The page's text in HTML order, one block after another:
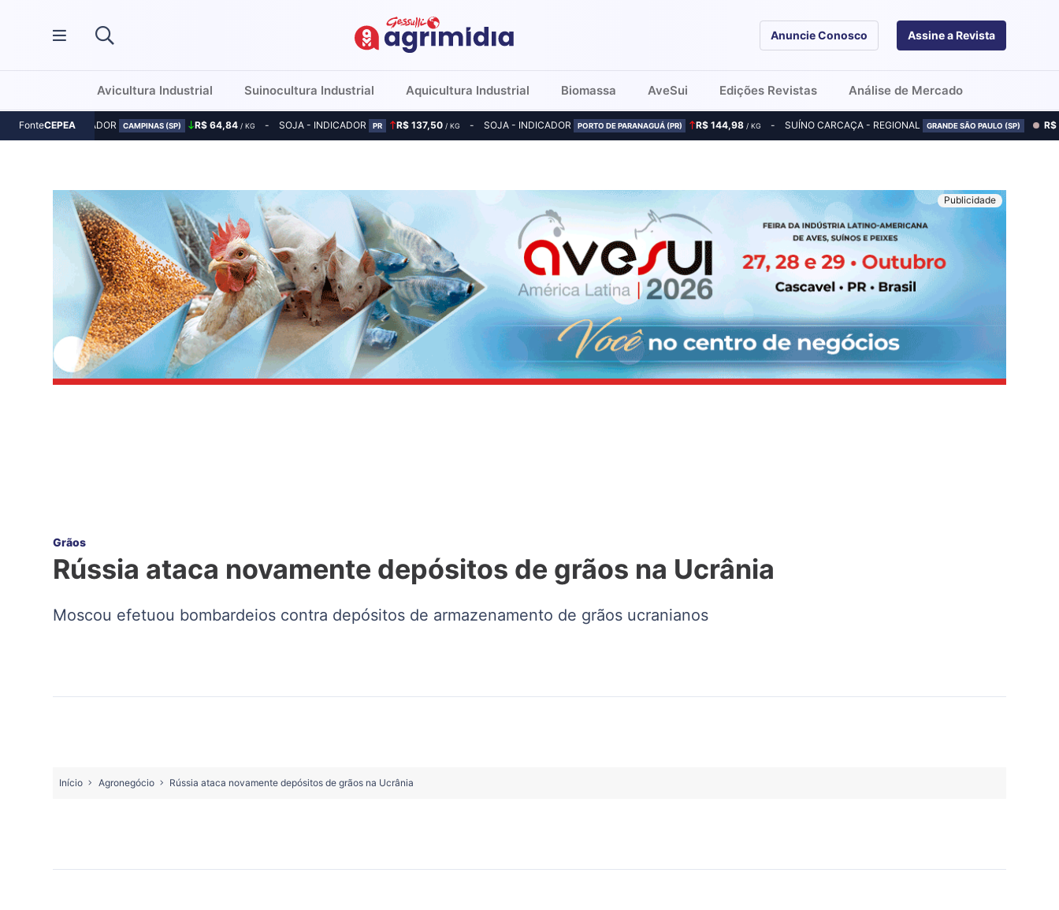
Anuncie Conosco Assine a Revista
Avicultura Industrial Suinocultura Industrial Aquicultura Industrial Biomassa AveSui Edições Revistas Análise de Mercado
FonteCEPEA
MILHO - INDICADOR CAMPINAS (SP) R$ 64,84 / KG SOJA - INDICADOR PR R$ 137,50/ KG SOJA - INDICADOR PORTO DE PARANAGUÁ (PR) R$ 144,98 / KG SUÍNO CARCAÇA - REGIONAL GRANDE SÃO PAULO (SP)
Grãos
Rússia ataca novamente depósitos de grãos na Ucrânia
Moscou efetuou bombardeios contra depósitos de armazenamento de grãos ucranianos
Início Agronegócio Rússia ataca novamente depósitos de grãos na Ucrânia